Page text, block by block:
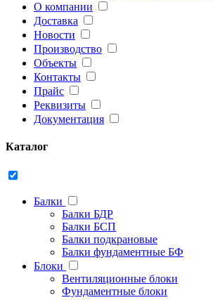
О компании
Доставка
Новости
Производство
Объекты
Контакты
Прайс
Реквизиты
Документация
Каталог
Балки
Балки БДР
Балки БСП
Балки подкрановые
Балки фундаментные БФ
Блоки
Вентиляционные блоки
Фундаментные блоки